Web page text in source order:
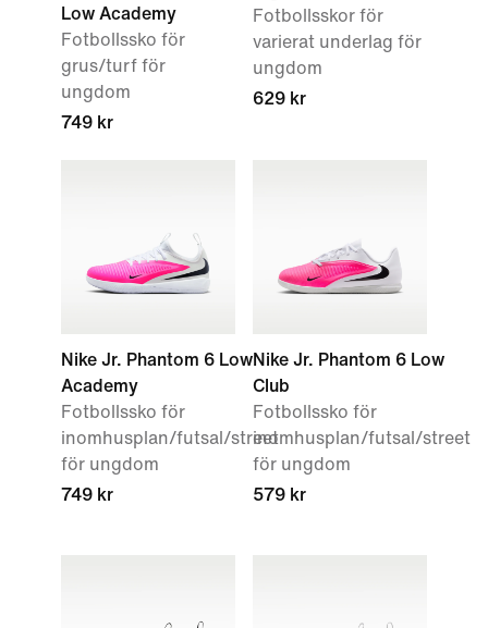
Low Academy
Fotbollssko för
grus/turf för
ungdom
749 kr
Fotbollsskor för
varierat underlag för
ungdom
629 kr
Nike Jr. Phantom 6 Low
Academy
Fotbollssko för
inomhusplan/futsal/street
för ungdom
749 kr
Nike Jr. Phantom 6 Low
Club
Fotbollssko för
inomhusplan/futsal/street
för ungdom
579 kr